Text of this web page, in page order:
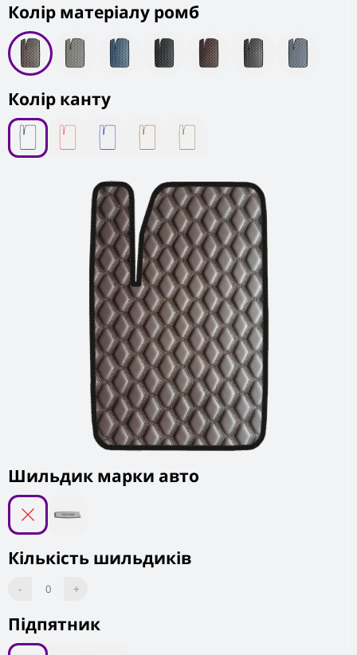
Колiр матеріалу ромб
Колір канту
Підпятник
Шильдик марки авто
Кількість шильдиків
- 0 +